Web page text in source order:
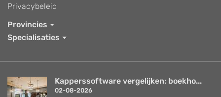
Privacybeleid
Provincies
Specialisaties
Kapperssoftware vergelijken: boekho...
02-08-2026